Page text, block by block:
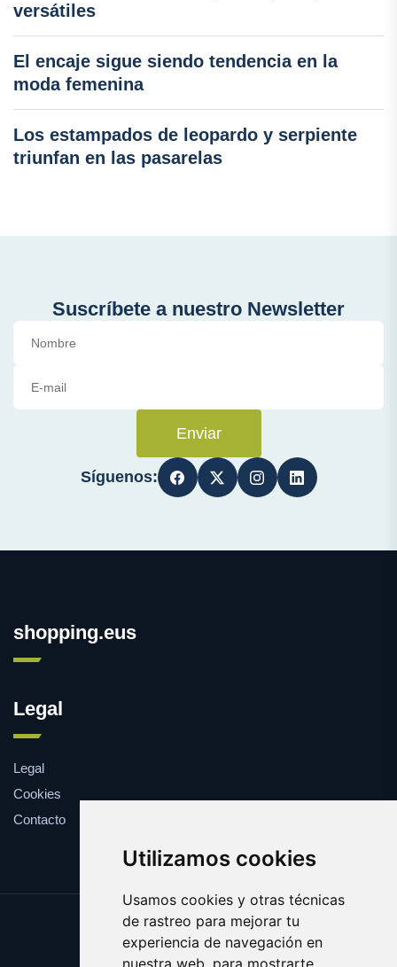
Utilizamos cookies
Usamos cookies y otras técnicas
de rastreo para mejorar tu
experiencia de navegación en
nuestra web, para mostrarte
versátiles
El encaje sigue siendo tendencia en la
moda femenina
Los estampados de leopardo y serpiente
triunfan en las pasarelas
Suscríbete a nuestro Newsletter
Enviar
Síguenos:
shopping.eus
Legal
Legal
Cookies
Contacto
Update cookies preferences
Copyright © 2025 shopping.eus